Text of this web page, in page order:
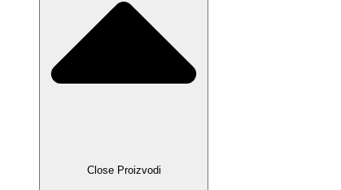
Close Proizvodi